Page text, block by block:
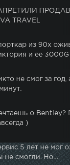
TRAVEL
из 90х
и ее
не смог за год,
о Bentley?
)
5 лет не мог
не смогли. Но…